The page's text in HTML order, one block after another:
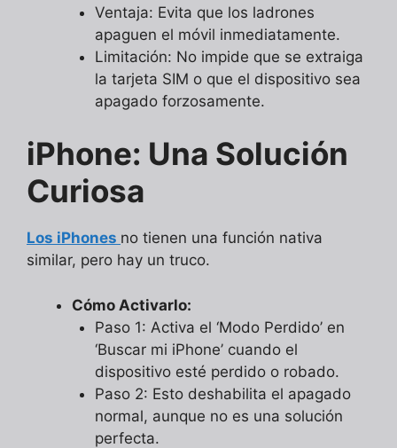
Ventaja: Evita que los ladrones
apaguen el móvil inmediatamente.
Limitación: No impide que se extraiga
la tarjeta SIM o que el dispositivo sea
apagado forzosamente.
iPhone: Una Solución
Curiosa
Los iPhones no tienen una función nativa
similar, pero hay un truco.
Cómo Activarlo:
Paso 1: Activa el ‘Modo Perdido’ en
‘Buscar mi iPhone’ cuando el
dispositivo esté perdido o robado.
Paso 2: Esto deshabilita el apagado
normal, aunque no es una solución
perfecta.